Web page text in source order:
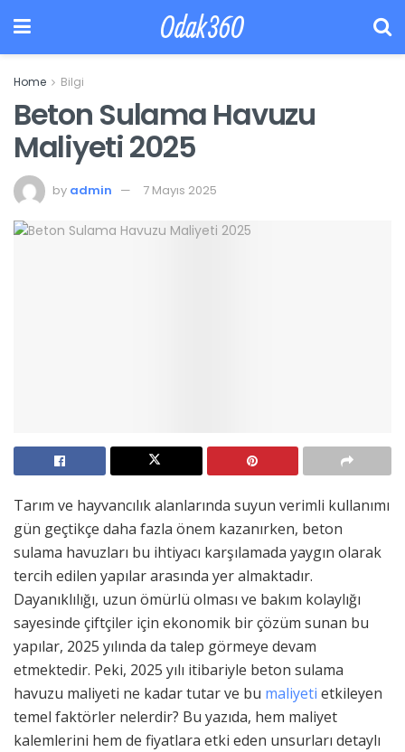
Odak360
Home Bilgi
Beton Sulama Havuzu
Maliyeti 2025
by admin 7 Mayıs 2025
Tarım ve hayvancılık alanlarında suyun verimli kullanımı
gün geçtikçe daha fazla önem kazanırken, beton
sulama havuzları bu ihtiyacı karşılamada yaygın olarak
tercih edilen yapılar arasında yer almaktadır.
Dayanıklılığı, uzun ömürlü olması ve bakım kolaylığı
sayesinde çiftçiler için ekonomik bir çözüm sunan bu
yapılar, 2025 yılında da talep görmeye devam
etmektedir. Peki, 2025 yılı itibariyle beton sulama
havuzu maliyeti ne kadar tutar ve bu maliyeti etkileyen
temel faktörler nelerdir? Bu yazıda, hem maliyet
kalemlerini hem de fiyatlara etki eden unsurları detaylı